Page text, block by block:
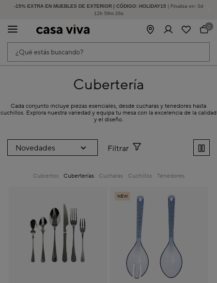
-15% EXTRA EN MUEBLES DE EXTERIOR | CÓDIGO: HOLIDAY15 | Finaliza en: 0d
12h 59m 25s
HASTA -60% DE DESCUENTO | SEGUNDAS REBAJAS
¿Qué estás buscando?
0
Cubertería
Cada conjunto incluye piezas esenciales, desde cucharas y tenedores hasta
cuchillos. Explora nuestra variedad y equipa tu mesa con la excelencia de la calidad
y el diseño.
Filtrar
Cubiertos Cuberterías Cucharas Cuchillos Tenedores
NEW